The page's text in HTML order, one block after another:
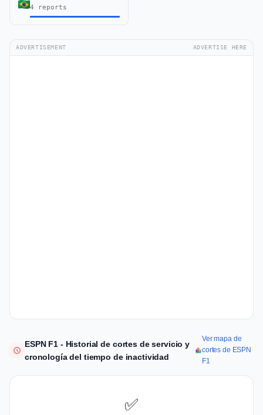
4 reports
ADVERTISEMENT ADVERTISE HERE
ESPN F1 - Historial de cortes de servicio y
cronología del tiempo de inactividad
Ver mapa de
cortes de ESPN
F1
✅